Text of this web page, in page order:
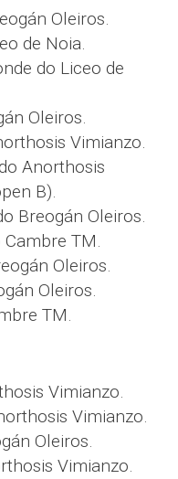
Oleiros.
de Noia.
do Liceo de
Oleiros.
Vimianzo.
Anorthosis
B).
Breogán Oleiros.
Cambre TM.
Oleiros.
Oleiros.
TM.
Vimianzo.
Vimianzo.
Oleiros.
Vimianzo.